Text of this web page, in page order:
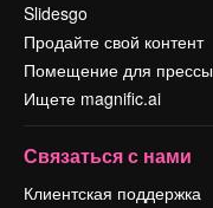
Slidesgo
Продайте свой контент
Помещение для прессы
Ищете magnific.ai
Связаться с нами
Клиентская поддержка